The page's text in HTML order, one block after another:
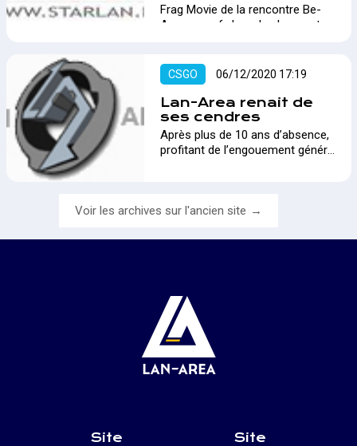
Frag Movie de la rencontre Be-
Aware vs afx lors du showmatch
03/01/2020…
CSGO 06/12/2020 17:19
Lan-Area renait de
ses cendres
Après plus de 10 ans d’absence,
profitant de l’engouement généré
Aware », Lan-Area.be renaît à
Voir les archives sur l'ancien site
Site Site